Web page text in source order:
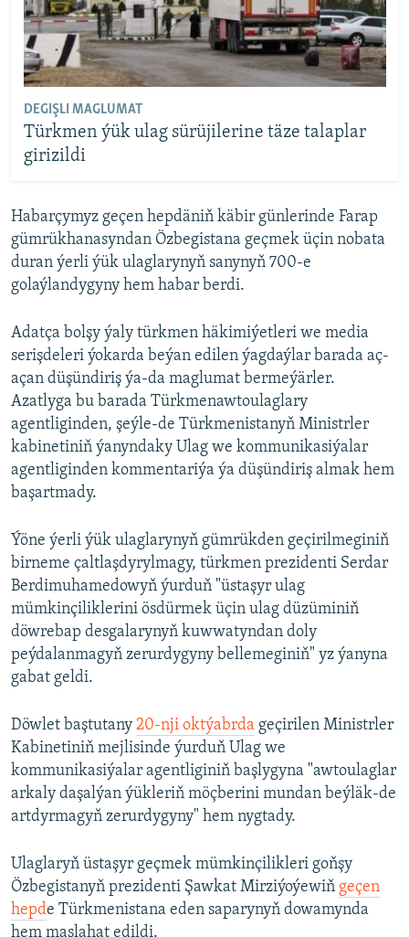
DEGIŞLI MAGLUMAT
Türkmen ýük ulag sürüjilerine täze talaplar
girizildi
Habarçymyz geçen hepdäniň käbir günlerinde Farap
gümrükhanasyndan Özbegistana geçmek üçin nobata
duran ýerli ýük ulaglarynyň sanynyň 700-e
golaýlandygyny hem habar berdi.
Adatça bolşy ýaly türkmen häkimiýetleri we media
serişdeleri ýokarda beýan edilen ýagdaýlar barada aç-
açan düşündiriş ýa-da maglumat bermeýärler.
Azatlyga bu barada Türkmenawtoulaglary
agentliginden, şeýle-de Türkmenistanyň Ministrler
kabinetiniň ýanyndaky Ulag we kommunikasiýalar
agentliginden kommentariýa ýa düşündiriş almak hem
başartmady.
Ýöne ýerli ýük ulaglarynyň gümrükden geçirilmeginiň
birneme çaltlaşdyrylmagy, türkmen prezidenti Serdar
Berdimuhamedowyň ýurduň "üstaşyr ulag
mümkinçiliklerini ösdürmek üçin ulag düzüminiň
döwrebap desgalarynyň kuwwatyndan doly
peýdalanmagyň zerurdygyny bellemeginiň" yz ýanyna
gabat geldi.
Döwlet baştutany 20-nji oktýabrda geçirilen Ministrler
Kabinetiniň mejlisinde ýurduň Ulag we
kommunikasiýalar agentliginiň başlygyna "awtoulaglar
arkaly daşalýan ýükleriň möçberini mundan beýläk-de
artdyrmagyň zerurdygyny" hem nygtady.
Ulaglaryň üstaşyr geçmek mümkinçilikleri goňşy
Özbegistanyň prezidenti Şawkat Mirziýoýewiň geçen
hepde Türkmenistana eden saparynyň dowamynda
hem maslahat edildi.